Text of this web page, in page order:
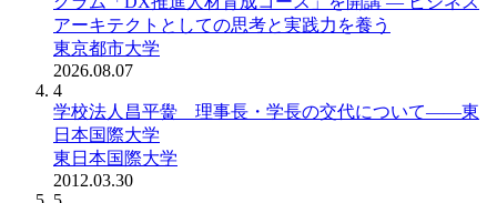
アーキテクトとしての思考と実践力を養う
東京都市大学
2026.08.07
4
学校法人昌平黌 理事長・学長の交代について――東
日本国際大学
東日本国際大学
2012.03.30